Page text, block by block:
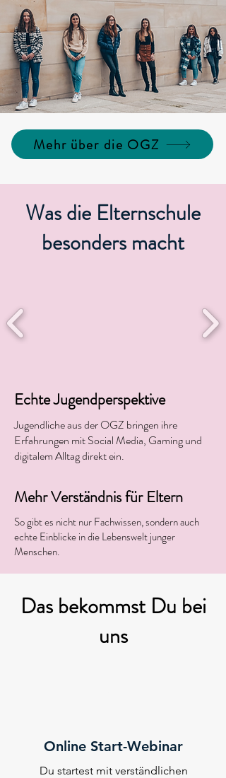
Mehr über die OGZ
Was die Elternschule
besonders macht
Echte Jugendperspektive
Jugendliche aus der OGZ bringen ihre
Erfahrungen mit Social Media, Gaming und
digitalem Alltag direkt ein.
Mehr Verständnis für Eltern
So gibt es nicht nur Fachwissen, sondern auch
echte Einblicke in die Lebenswelt junger
Menschen.
Das bekommst Du bei
uns
Online Start-Webinar
Du startest mit verständlichen